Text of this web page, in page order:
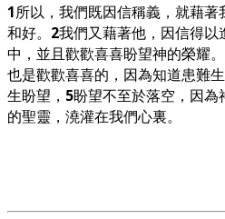
1所以，我們既因信稱義，就藉
和好。 2我們又藉著他，因信得
中，並且歡歡喜喜盼望神的榮耀。
也是歡歡喜喜的，因為知道患難生
生盼望， 5盼望不至於落空，因
的聖靈，澆灌在我們心裏。